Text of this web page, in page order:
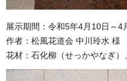
展示期間：令和5年4月10日～4
作者：松風花道会 中川玲水 様
花材：石化柳（せっかやなぎ